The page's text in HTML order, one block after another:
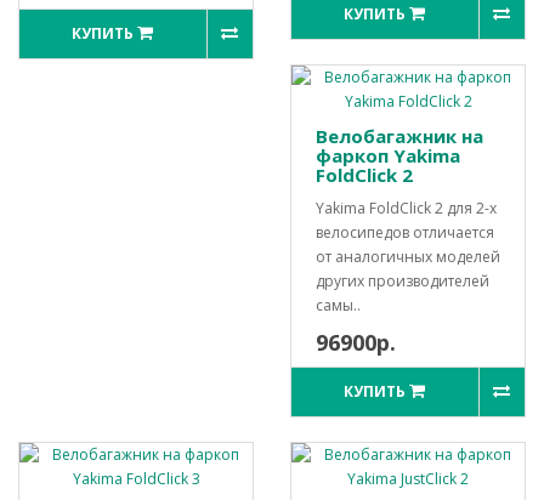
КУПИТЬ
КУПИТЬ
Велобагажник на
фаркоп Yakima
FoldClick 2
Yakima FoldClick 2 для 2-х
велосипедов отличается
от аналогичных моделей
других производителей
самы..
96900р.
КУПИТЬ